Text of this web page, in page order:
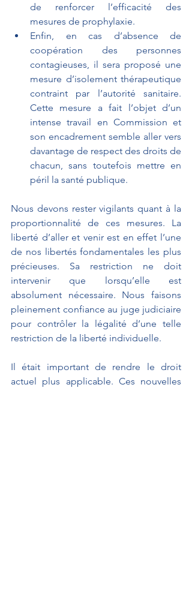
de renforcer l’efficacité des
mesures de prophylaxie.
Enfin, en cas d’absence de
coopération des personnes
contagieuses, il sera proposé une
mesure d’isolement thérapeutique
contraint par l’autorité sanitaire.
Cette mesure a fait l’objet d’un
intense travail en Commission et
son encadrement semble aller vers
davantage de respect des droits de
chacun, sans toutefois mettre en
péril la santé publique.
Nous devons rester vigilants quant à la
proportionnalité de ces mesures. La
liberté d’aller et venir est en effet l’une
de nos libertés fondamentales les plus
précieuses. Sa restriction ne doit
intervenir que lorsqu’elle est
absolument nécessaire. Nous faisons
pleinement confiance au juge judiciaire
pour contrôler la légalité d’une telle
restriction de la liberté individuelle.
Il était important de rendre le droit
actuel plus applicable. Ces nouvelles